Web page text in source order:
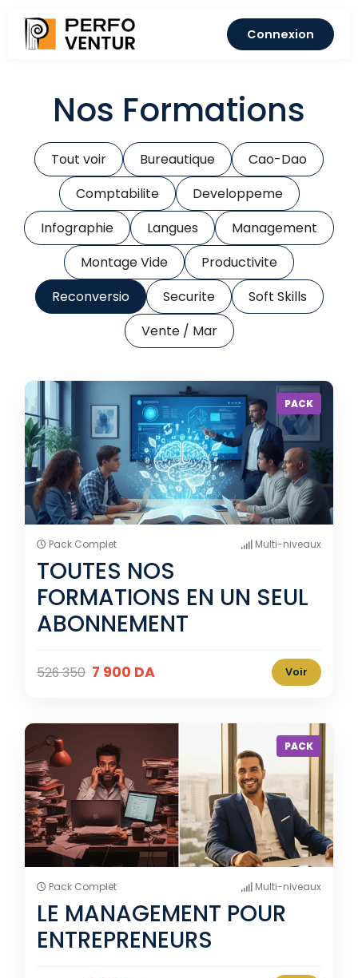
Connexion
Nos Formations
Tout voir Bureautique
Cao-Dao
Comptabilite
Developpeme
Infographie
Langues
Management
Montage Vide
Productivite
Reconversio
Securite
Soft Skills
Vente / Mar
PACK
Pack Complet Multi-niveaux
TOUTES NOS
FORMATIONS EN UN SEUL
ABONNEMENT
526 350 7 900 DA Voir
PACK
Pack Complet Multi-niveaux
LE MANAGEMENT POUR
ENTREPRENEURS